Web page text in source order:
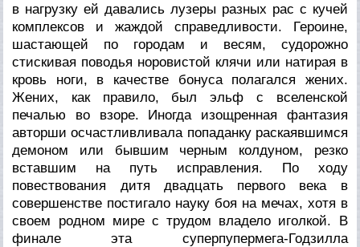
в нагрузку ей давались лузеры разных рас с кучей
комплексов и жаждой справедливости. Героине,
шастающей по городам и весям, судорожно
стискивая поводья норовистой клячи или натирая в
кровь ноги, в качестве бонуса полагался жених.
Жених, как правило, был эльф с вселенской
печалью во взоре. Иногда изощренная фантазия
авторши осчастливливала попаданку раскаявшимся
демоном или бывшим черным колдуном, резко
вставшим на путь исправления. По ходу
повествования дитя двадцать первого века в
совершенстве постигало науку боя на мечах, хотя в
своем родном мире с трудом владело иголкой. В
финале эта суперпупермега-Годзилла